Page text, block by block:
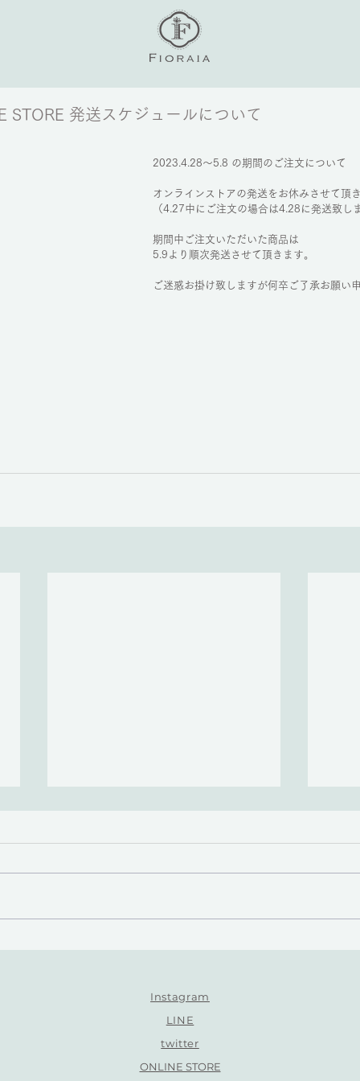
STORE 発送スケジュールについて
2023.4.28〜5.8 の期間のご注文について
オンラインストアの発送をお休みさせて頂き
（4.27中にご注文の場合は4.28に発送致し
期間中ご注文いただいた商品は
5.9より順次発送させて頂きます。
ご迷惑お掛け致しますが何卒ご了承お願い
Instagram
LINE
twitter
ONLINE STORE